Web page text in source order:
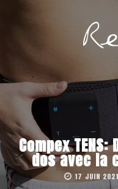
Compex
dos avec la
17 JUIN